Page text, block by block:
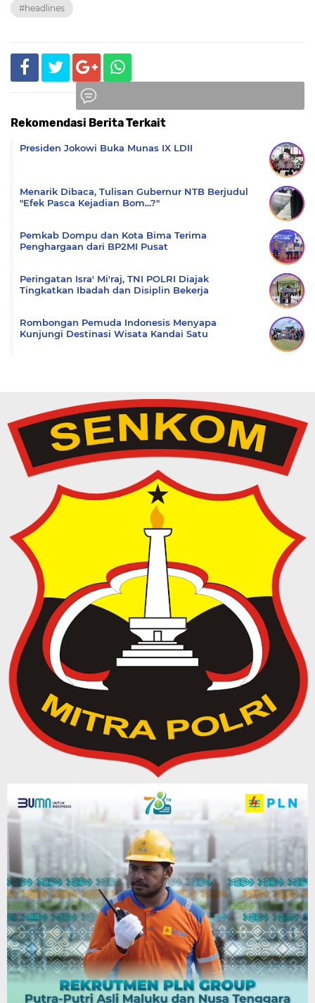
#headlines
Rekomendasi Berita Terkait
Presiden Jokowi Buka Munas IX LDII
Menarik Dibaca, Tulisan Gubernur NTB Berjudul
"Efek Pasca Kejadian Bom...?"
Pemkab Dompu dan Kota Bima Terima
Penghargaan dari BP2MI Pusat
Peringatan Isra' Mi'raj, TNI POLRI Diajak
Tingkatkan Ibadah dan Disiplin Bekerja
Rombongan Pemuda Indonesis Menyapa
Kunjungi Destinasi Wisata Kandai Satu